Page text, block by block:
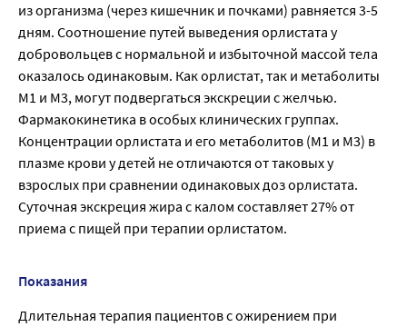
из организма (через кишечник и почками) равняется 3-5
дням. Соотношение путей выведения орлистата у
добровольцев с нормальной и избыточной массой тела
оказалось одинаковым. Как орлистат, так и метаболиты
М1 и М3, могут подвергаться экскреции с желчью.
Фармакокинетика в особых клинических группах.
Концентрации орлистата и его метаболитов (М1 и М3) в
плазме крови у детей не отличаются от таковых у
взрослых при сравнении одинаковых доз орлистата.
Суточная экскреция жира с калом составляет 27% от
приема с пищей при терапии орлистатом.
Показания
Длительная терапия пациентов с ожирением при